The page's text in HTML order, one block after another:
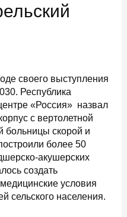
своего выступления
Республика
«Россия» назвал
с вертолетной
больницы скорой и
более 50
акушерских
создать
условия
сельского населения.